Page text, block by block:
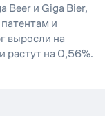
Beer и Giga Bier,
и
выросли на
растут на 0,56%.